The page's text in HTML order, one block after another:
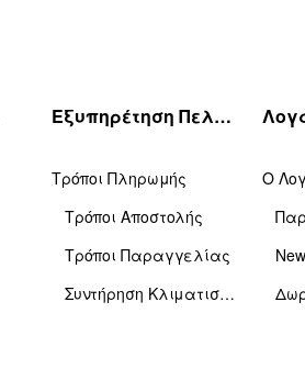
Εξυπηρέτηση Πελατών
Τρόποι Πληρωμής
Τρόποι Αποστολής
Τρόποι Παραγγελίας
Συντήρηση Κλιματιστικών
Ο